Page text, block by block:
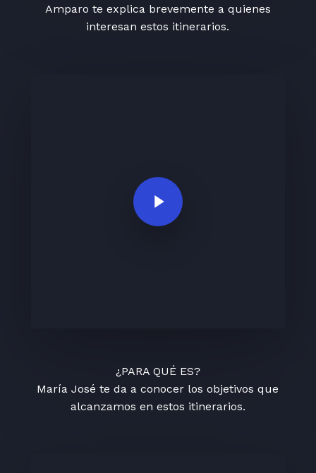
Amparo te explica brevemente a quienes
interesan estos itinerarios.
Play Video
¿PARA QUÉ ES?
María José te da a conocer los objetivos que
alcanzamos en estos itinerarios.